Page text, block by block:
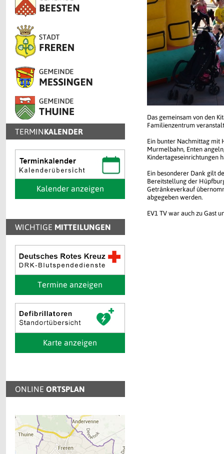
TERMINKALENDER
Kalender anzeigen
WICHTIGE MITTEILUNGEN
Termine anzeigen
Karte anzeigen
ONLINE ORTSPLAN
Das gemeinsam von den
Familienzentrum
Ein bunter Nachmittag mit
Murmelbahn, Enten
Kindertageseinrichtungen
Ein besonderer Dank gilt
Bereitstellung der
Getränkeverkauf
abgegeben werden.
EV1 TV war auch zu Gast